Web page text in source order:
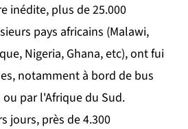
inédite, plus de 25.000
pays africains (Malawi,
Nigeria, Ghana, etc), ont fui
notamment à bord de bus
par l'Afrique du Sud.
jours, près de 4.300